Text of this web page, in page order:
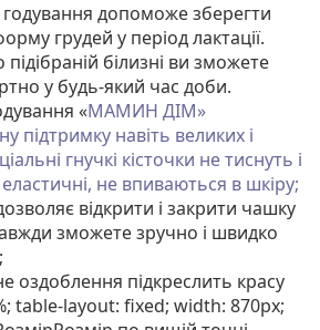
годування допоможе зберегти
грудей у ​​період лактації.
білизні ви зможете
у будь-який час доби.
«МАМИН ДІМ»
підтримку навіть великих і
гнучкі кісточки не тиснуть і
не впиваються в шкіру;
відкрити і закрити чашку
зможете зручно і швидко
оздоблення підкреслить красу
table-layout: fixed; width: 870px;